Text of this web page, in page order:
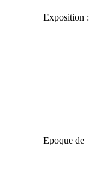
Exposition :
Epoque de